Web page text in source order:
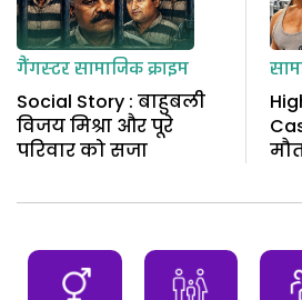
गैंगस्टरसामाजिक क्राइम
Social Story : बाहुबली
विजय मिश्रा और पूरे
परिवार को सजा